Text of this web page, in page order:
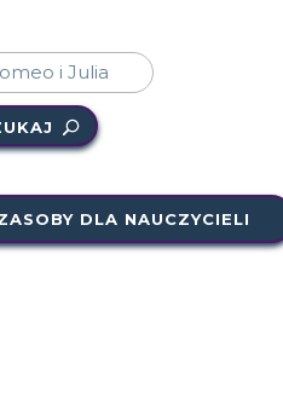
DLA NAUCZYCIELI